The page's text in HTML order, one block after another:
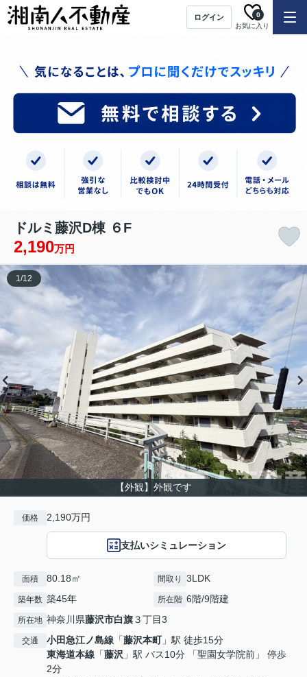
ログイン
お気に入り
0
ドルミ藤沢D棟 ６F
2,190万円
【外観】外観です
1/12
価格 2,190万円
支払いシミュレーション
面積 80.18㎡ 間取り 3LDK
築年数 築45年 所在階 6階/9階建
所在地 神奈川県藤沢市白旗３丁目3
交通 小田急江ノ島線 「藤沢本町」駅 徒歩15分
東海道本線 「藤沢 」駅 バス10分 「聖園女学院前」 停歩
2分